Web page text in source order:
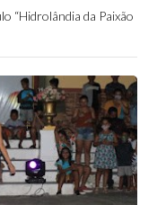
“Hidrolândia da Paixão